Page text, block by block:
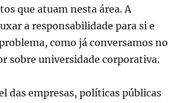
que atuam nesta área. A
a responsabilidade para si e
como já conversamos no
sobre universidade corporativa.
das empresas, políticas públicas